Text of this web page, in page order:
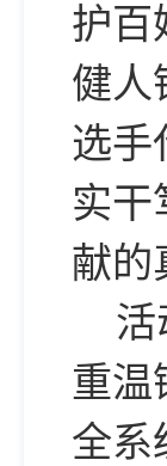
护百
健人
选手
实干
献的
活
重温
全系